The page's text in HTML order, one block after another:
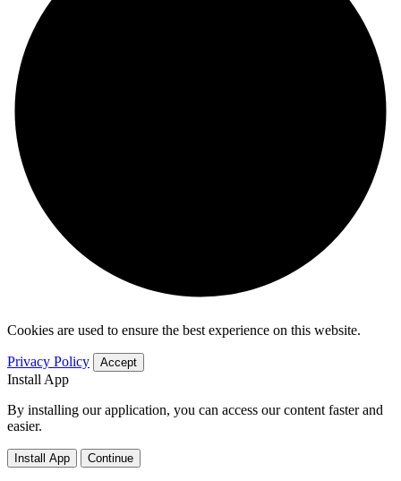
Cookies are used to ensure the best experience on this website.
Privacy Policy Accept
Install App
By installing our application, you can access our content faster and
easier.
Install App Continue